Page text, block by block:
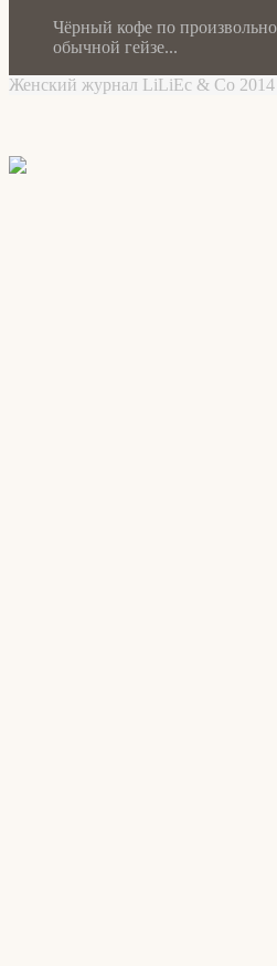
Чёрный кофе по
обычной гейзе...
Женский журнал LiLiEc & Co 2014
button